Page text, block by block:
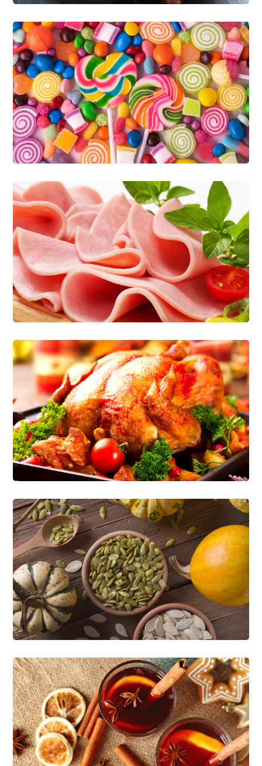
Happy Family Cooking
CÁRNICOS CONFITERÍA Y BOTANAS
Best Organic Miele
CÁRNICOS PANIFICACIÓN
Healthy Greens
CÁRNICOS PANIFICACIÓN
Organic Strawberry
LÁCTEOS
Healthy Breakfasts